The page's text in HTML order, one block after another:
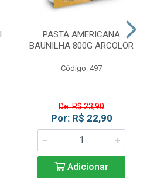
PASTA AMERICANA
BAUNILHA 800G ARCOLOR
Código: 497
De: R$ 23,90
Por: R$ 22,90
Adicionar